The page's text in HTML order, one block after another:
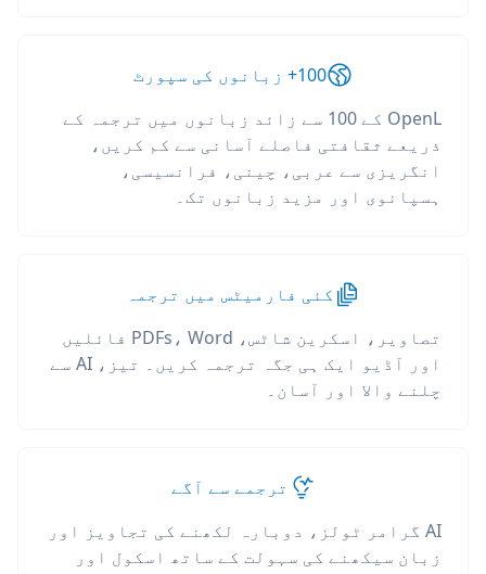
100+ زبانوں کی سپورٹ
OpenL کے 100 سے زائد زبانوں میں ترجمہ کے
ذریعے ثقافتی فاصلے آسانی سے کم کریں،
انگریزی سے عربی، چینی، فرانسیسی،
ہسپانوی اور مزید زبانوں تک۔
کئی فارمیٹس میں ترجمہ
تصاویر، اسکرین شاٹس، PDFs، Word فائلیں
اور آڈیو ایک ہی جگہ ترجمہ کریں۔ تیز، AI سے
چلنے والا اور آسان۔
ترجمے سے آگے
AI گرامر ٹولز، دوبارہ لکھنے کی تجاویز اور
زبان سیکھنے کی سہولت کے ساتھ اسکول اور